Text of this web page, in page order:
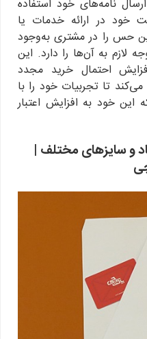
نامه‌های خود استفاده
خود در ارائه خدمات یا
حس را در مشتری به‌وجود
لازم به آن‌ها را دارد. این
احتمال خرید مجدد
تا تجربیات خود را با
این خود به افزایش اعتبار
و سایزهای مختلف |